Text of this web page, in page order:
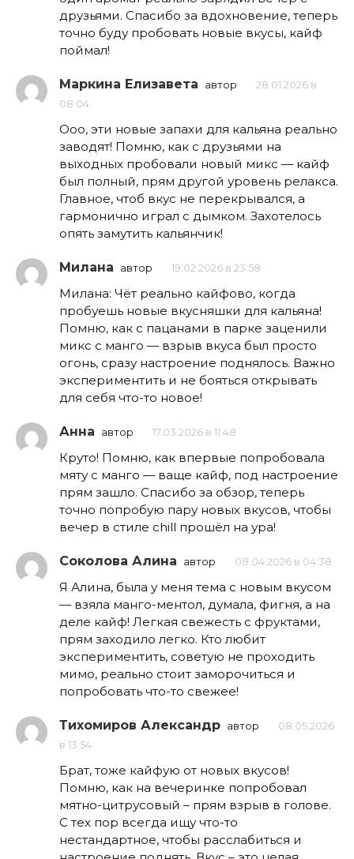
друзьями. Спасибо за вдохновение, теперь
точно буду пробовать новые вкусы, кайф
поймал!
Маркина Елизавета автор
28.01.2026 в
08:04
Ооо, эти новые запахи для кальяна реально
заводят! Помню, как с друзьями на
выходных пробовали новый микс — кайф
был полный, прям другой уровень релакса.
Главное, чтоб вкус не перекрывался, а
гармонично играл с дымком. Захотелось
опять замутить кальянчик!
Милана автор 19.02.2026 в 23:58
Милана: Чёт реально кайфово, когда
пробуешь новые вкусняшки для кальяна!
Помню, как с пацанами в парке заценили
микс с манго — взрыв вкуса был просто
огонь, сразу настроение поднялось. Важно
экспериментить и не бояться открывать
для себя что-то новое!
Анна автор 17.03.2026 в 11:48
Круто! Помню, как впервые попробовала
мяту с манго — ваще кайф, под настроение
прям зашло. Спасибо за обзор, теперь
точно попробую пару новых вкусов, чтобы
вечер в стиле chill прошёл на ура!
Соколова Алина автор 08.04.2026 в 04:38
Я Алина, была у меня тема с новым вкусом
— взяла манго-ментол, думала, фигня, а на
деле кайф! Легкая свежесть с фруктами,
прям заходило легко. Кто любит
экспериментить, советую не проходить
мимо, реально стоит заморочиться и
попробовать что-то свежее!
Тихомиров Александр автор
08.05.2026
в 13:54
Брат, тоже кайфую от новых вкусов!
Помню, как на вечеринке попробовал
мятно-цитрусовый – прям взрыв в голове.
С тех пор всегда ищу что-то
нестандартное, чтобы расслабиться и